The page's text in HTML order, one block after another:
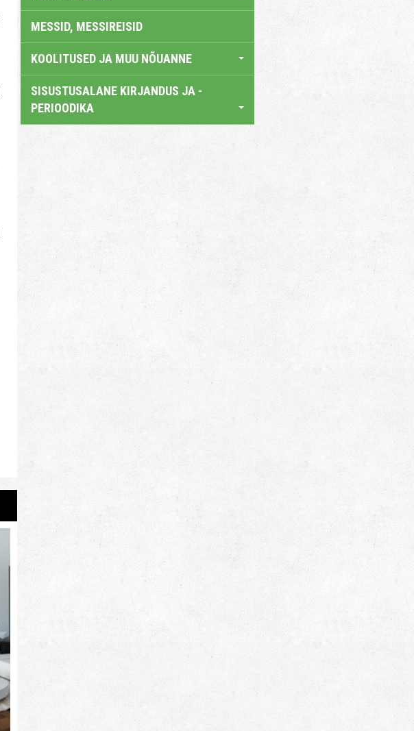
MESSID, MESSIREISID
KOOLITUSED JA MUU NÕUANNE
SISUSTUSALANE KIRJANDUS JA -
PERIOODIKA